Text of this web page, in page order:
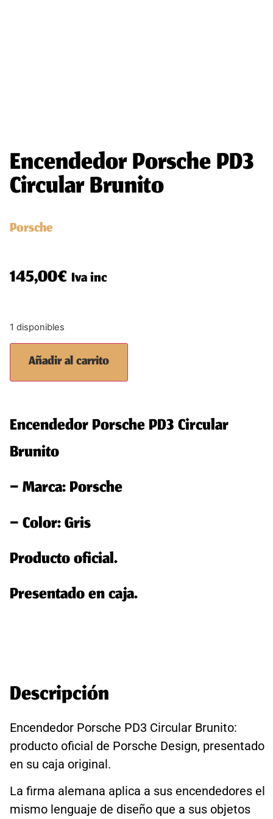
Encendedor Porsche PD3
Circular Brunito
Porsche
145,00€Iva inc
1 disponibles
Añadir al carrito
Encendedor Porsche PD3 Circular
Brunito
– Marca: Porsche
– Color: Gris
Producto oficial.
Presentado en caja.
Descripción
Encendedor Porsche PD3 Circular Brunito:
producto oficial de Porsche Design, presentado
en su caja original.
La firma alemana aplica a sus encendedores el
mismo lenguaje de diseño que a sus objetos